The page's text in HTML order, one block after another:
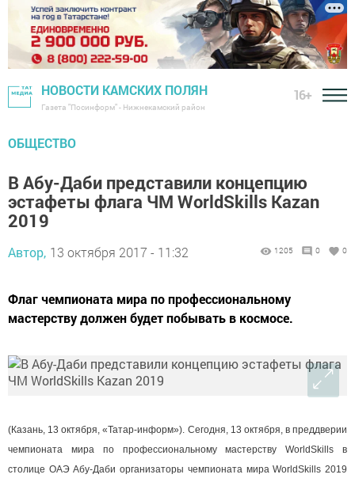
НОВОСТИ КАМСКИХ ПОЛЯН
Газета "Посинформ" - Нижнекамский район
16+
ОБЩЕСТВО
В Абу-Даби представили концепцию
эстафеты флага ЧМ WorldSkills Kazan
2019
Автор, 13 октября 2017 - 11:32 1205 0 0
Флаг чемпионата мира по профессиональному
мастерству должен будет побывать в космосе.
(Казань, 13 октября, «Татар-информ»). Сегодня, 13 октября, в преддверии
чемпионата мира по профессиональному мастерству WorldSkills в
столице ОАЭ Абу-Даби организаторы чемпионата мира WorldSkills 2019